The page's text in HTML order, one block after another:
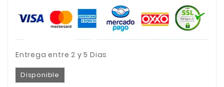
Entrega entre 2 y 5 Dias
Disponible